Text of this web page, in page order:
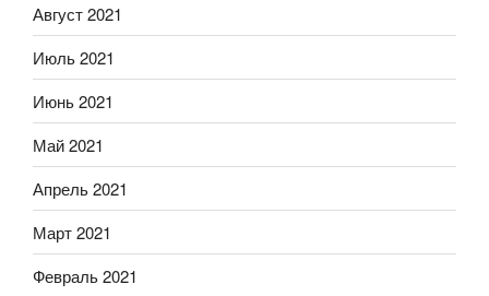
Август 2021
Июль 2021
Июнь 2021
Май 2021
Апрель 2021
Март 2021
Февраль 2021